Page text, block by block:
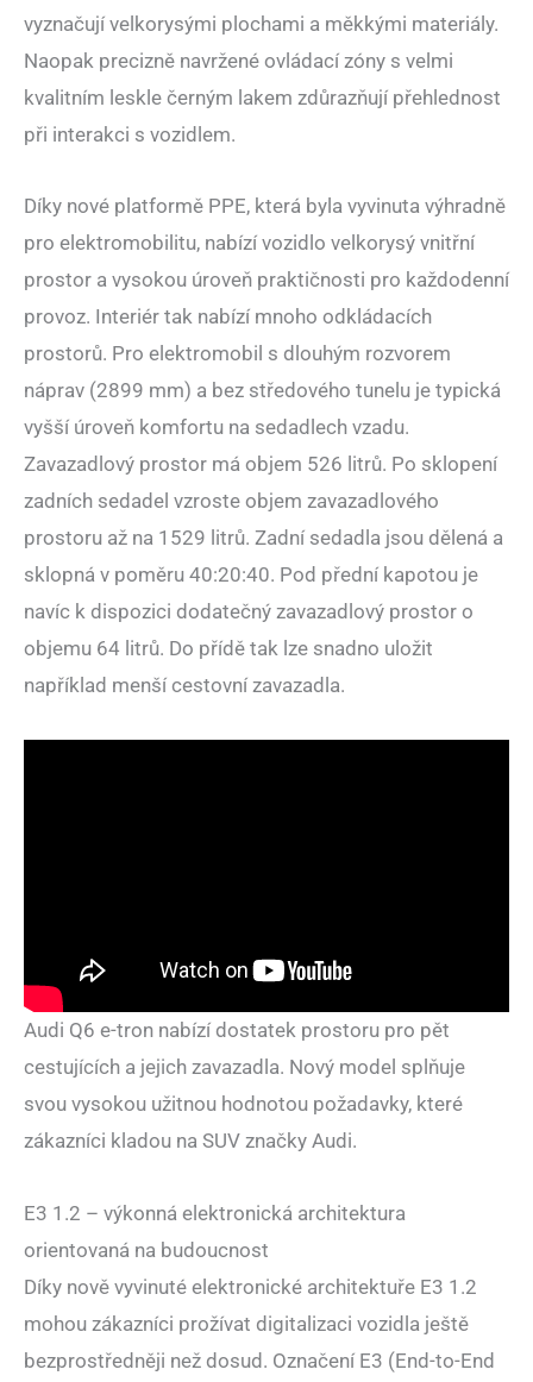
vyznačují velkorysými plochami a měkkými materiály.
Naopak precizně navržené ovládací zóny s velmi
kvalitním leskle černým lakem zdůrazňují přehlednost
při interakci s vozidlem.
Díky nové platformě PPE, která byla vyvinuta výhradně
pro elektromobilitu, nabízí vozidlo velkorysý vnitřní
prostor a vysokou úroveň praktičnosti pro každodenní
provoz. Interiér tak nabízí mnoho odkládacích
prostorů. Pro elektromobil s dlouhým rozvorem
náprav (2899 mm) a bez středového tunelu je typická
vyšší úroveň komfortu na sedadlech vzadu.
Zavazadlový prostor má objem 526 litrů. Po sklopení
zadních sedadel vzroste objem zavazadlového
prostoru až na 1529 litrů. Zadní sedadla jsou dělená a
sklopná v poměru 40:20:40. Pod přední kapotou je
navíc k dispozici dodatečný zavazadlový prostor o
objemu 64 litrů. Do přídě tak lze snadno uložit
například menší cestovní zavazadla.
Audi Q6 e-tron nabízí dostatek prostoru pro pět
cestujících a jejich zavazadla. Nový model splňuje
svou vysokou užitnou hodnotou požadavky, které
zákazníci kladou na SUV značky Audi.
E3 1.2 – výkonná elektronická architektura
orientovaná na budoucnost
Díky nově vyvinuté elektronické architektuře E3 1.2
mohou zákazníci prožívat digitalizaci vozidla ještě
bezprostředněji než dosud. Označení E3 (End-to-End